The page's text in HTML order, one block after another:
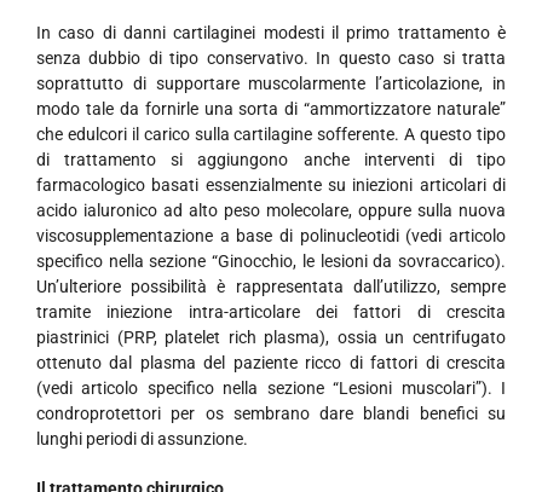
In caso di danni cartilaginei modesti il primo trattamento è
senza dubbio di tipo conservativo. In questo caso si tratta
soprattutto di supportare muscolarmente l’articolazione, in
modo tale da fornirle una sorta di “ammortizzatore naturale”
che edulcori il carico sulla cartilagine sofferente. A questo tipo
di trattamento si aggiungono anche interventi di tipo
farmacologico basati essenzialmente su iniezioni articolari di
acido ialuronico ad alto peso molecolare, oppure sulla nuova
viscosupplementazione a base di polinucleotidi (vedi articolo
specifico nella sezione “Ginocchio, le lesioni da sovraccarico).
Un’ulteriore possibilità è rappresentata dall’utilizzo, sempre
tramite iniezione intra-articolare dei fattori di crescita
piastrinici (PRP, platelet rich plasma), ossia un centrifugato
ottenuto dal plasma del paziente ricco di fattori di crescita
(vedi articolo specifico nella sezione “Lesioni muscolari”). I
condroprotettori per os sembrano dare blandi benefici su
lunghi periodi di assunzione.